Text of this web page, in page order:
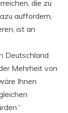
die zu
auffordern,
ist an
Deutschland
Mehrheit von
Ihnen